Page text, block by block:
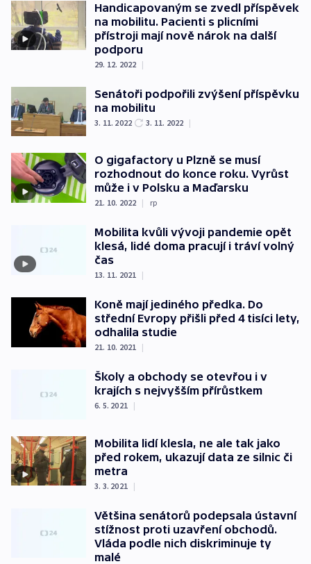
Handicapovaným se zvedl příspěvek
na mobilitu. Pacienti s plicními
přístroji mají nově nárok na další
podporu
29. 12. 2022 |
Senátoři podpořili zvýšení příspěvku
na mobilitu
3. 11. 2022 3. 11. 2022 |
O gigafactory u Plzně se musí
rozhodnout do konce roku. Vyrůst
může i v Polsku a Maďarsku
21. 10. 2022 | rp
Mobilita kvůli vývoji pandemie opět
klesá, lidé doma pracují i tráví volný
čas
13. 11. 2021 |
Koně mají jediného předka. Do
střední Evropy přišli před 4 tisíci lety,
odhalila studie
21. 10. 2021 |
Školy a obchody se otevřou i v
krajích s nejvyšším přírůstkem
6. 5. 2021 |
Mobilita lidí klesla, ne ale tak jako
před rokem, ukazují data ze silnic či
metra
3. 3. 2021 |
Většina senátorů podepsala ústavní
stížnost proti uzavření obchodů.
Vláda podle nich diskriminuje ty
malé